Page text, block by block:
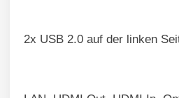
2x USB 2.0 auf der linken